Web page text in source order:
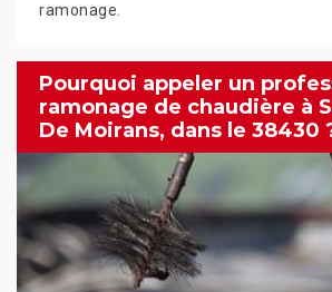
ramonage.
Pourquoi appeler un
ramonage de chaudière à
De Moirans, dans le 38430